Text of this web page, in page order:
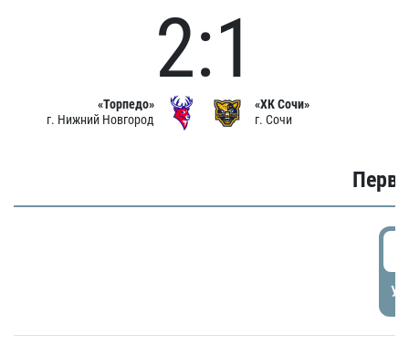
«Торпедо»
г. Нижний Новгород
2:1
«ХК Сочи»
г. Сочи